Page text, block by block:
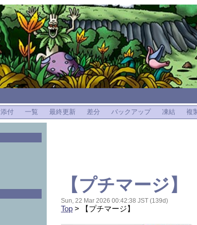
添付 一覧 最終更新 差分 バックアップ 凍結 複
【プチマージ】
Sun, 22 Mar 2026 00:42:38 JST (139d)
Top > 【プチマージ】